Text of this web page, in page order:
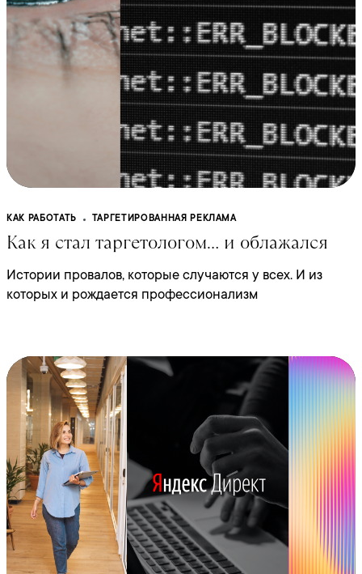
КАК РАБОТАТЬ ТАРГЕТИРОВАННАЯ РЕКЛАМА
Как я стал таргетологом… и облажался
Истории провалов, которые случаются у всех. И из
которых и рождается профессионализм